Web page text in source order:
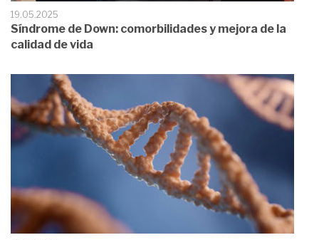
19.05.2025
Síndrome de Down: comorbilidades y mejora de la
calidad de vida